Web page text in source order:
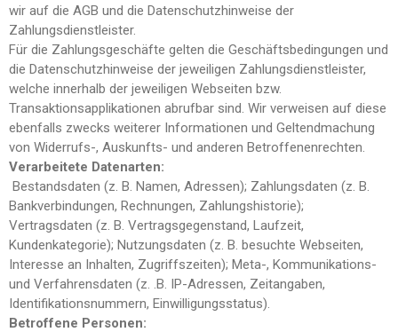
wir auf die AGB und die Datenschutzhinweise der
Zahlungsdienstleister.
Für die Zahlungsgeschäfte gelten die Geschäftsbedingungen und
die Datenschutzhinweise der jeweiligen Zahlungsdienstleister,
welche innerhalb der jeweiligen Webseiten bzw.
Transaktionsapplikationen abrufbar sind. Wir verweisen auf diese
ebenfalls zwecks weiterer Informationen und Geltendmachung
von Widerrufs-, Auskunfts- und anderen Betroffenenrechten.
Verarbeitete Datenarten:
Bestandsdaten (z. B. Namen, Adressen); Zahlungsdaten (z. B.
Bankverbindungen, Rechnungen, Zahlungshistorie);
Vertragsdaten (z. B. Vertragsgegenstand, Laufzeit,
Kundenkategorie); Nutzungsdaten (z. B. besuchte Webseiten,
Interesse an Inhalten, Zugriffszeiten); Meta-, Kommunikations-
und Verfahrensdaten (z. .B. IP-Adressen, Zeitangaben,
Identifikationsnummern, Einwilligungsstatus).
Betroffene Personen: